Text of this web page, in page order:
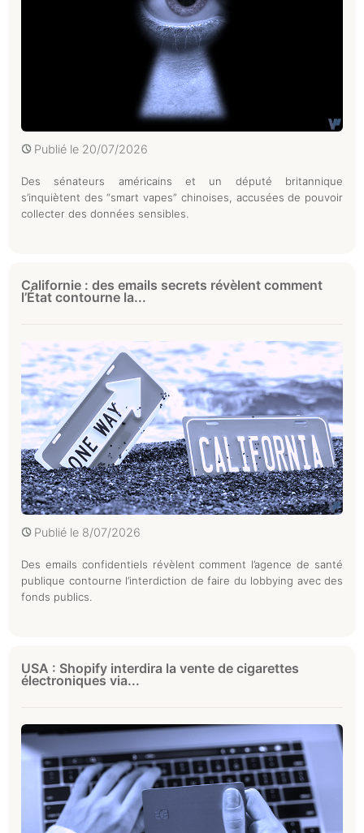
Publié le 20/07/2026
Des sénateurs américains et un député britannique
s’inquiètent des “smart vapes” chinoises, accusées de pouvoir
collecter des données sensibles.
Californie : des emails secrets révèlent comment
l’État contourne la...
Publié le 8/07/2026
Des emails confidentiels révèlent comment l’agence de santé
publique contourne l’interdiction de faire du lobbying avec des
fonds publics.
USA : Shopify interdira la vente de cigarettes
électroniques via...